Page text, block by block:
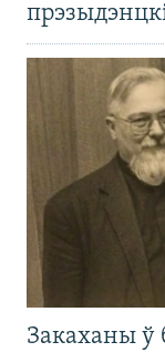
Закаханы ў